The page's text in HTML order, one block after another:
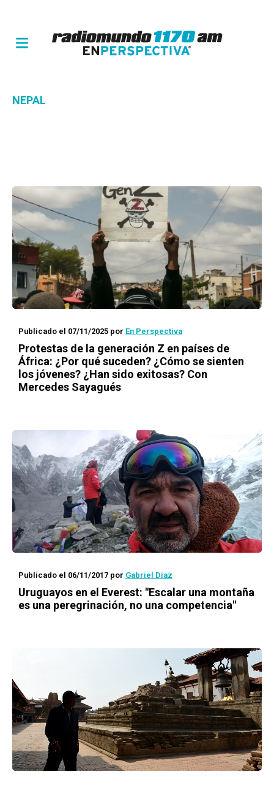
NEPAL
Publicado el 07/11/2025 por En Perspectiva
Protestas de la generación Z en países de
África: ¿Por qué suceden? ¿Cómo se sienten
los jóvenes? ¿Han sido exitosas? Con
Mercedes Sayagués
Publicado el 06/11/2017 por Gabriel Díaz
Uruguayos en el Everest: "Escalar una montaña
es una peregrinación, no una competencia"